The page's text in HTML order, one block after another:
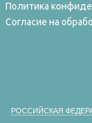
Политика
Согласие на
РОССИЙСКАЯ